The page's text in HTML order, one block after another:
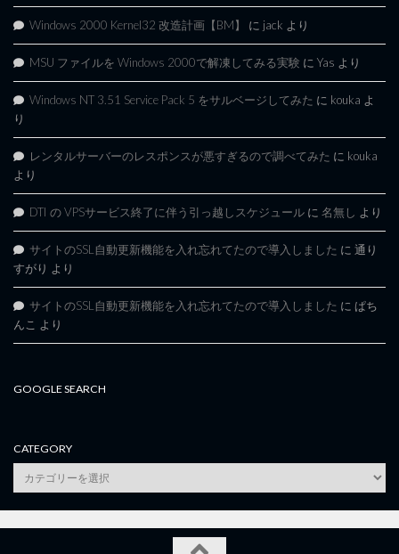
Windows 2000 Kernel32 改造計画【BM】 に jack より
MSU ファイルを Windows 2000で解凍してみる実験 に Yas より
Windows NT 3.51 Service Pack 5 をサルベージしてみた に kouka よ
り
レンタルサーバーのレスポンスが悪すぎるので調べてみた に kouka
より
DTI の VPSサービス終了に伴う引っ越しスケジュール に 名無し より
サイトのSSL自動更新機能を入れ忘れてたので導入しました に 通り
すがり より
サイトのSSL自動更新機能を入れ忘れてたので導入しました に ぱち
んこ より
GOOGLE SEARCH
CATEGORY
category